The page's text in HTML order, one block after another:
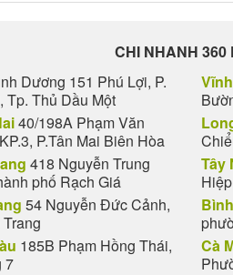
CHI NHANH 360
Dương 151 Phú Lợi, P.
Tp. Thủ Dầu Một
40/198A Phạm Văn
P.Tân Mai Biên Hòa
418 Nguyễn Trung
phố Rạch Giá
54 Nguyễn Đức Cảnh,
185B Phạm Hồng Thái,
7
Tây
Cà